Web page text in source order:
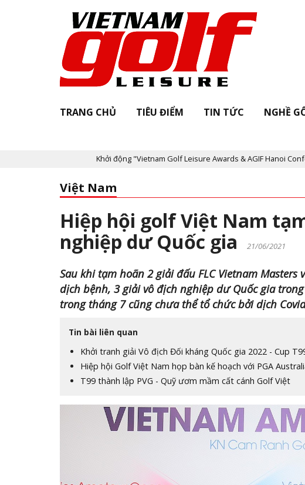
TRANG CHỦ TIÊU ĐIỂM TIN TỨC NGHỀ
Khởi động "Vietnam Golf Leisure Awards & AGIF Hanoi Conference 2026"
Việt Nam
Hiệp hội golf Việt Nam
nghiệp dư Quốc gia
21/06/2021
Sau khi tạm hoãn 2 giải đấu FLC Vietnam
dịch bệnh, 3 giải vô địch nghiệp dư Quốc gia
trong tháng 7 cũng chưa thể tổ chức bởi dịch
Tin bài liên quan
Khởi tranh giải Vô địch Đối kháng Quốc gia 2022 - Cup
Hiệp hội Golf Việt Nam họp bàn kế hoạch với PGA
T99 thành lập PVG - Quỹ ươm mầm cất cánh Golf Việt